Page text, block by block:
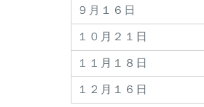
９月１６日
１０月２１日
１１月１８日
１２月１６日